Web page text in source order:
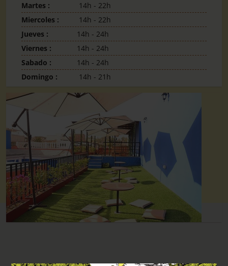
Martes :
14h - 22h
Miercoles :
14h - 22h
Jueves :
14h - 24h
Viernes :
14h - 24h
Sabado :
14h - 24h
Domingo :
14h - 21h